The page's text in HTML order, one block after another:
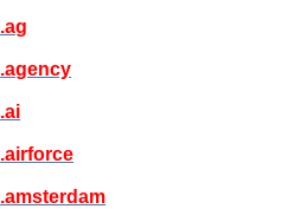
.ag
.agency
.ai
.airforce
.amsterdam